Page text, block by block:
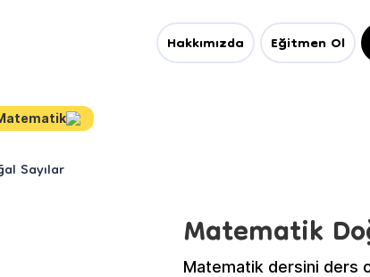
Hakkımızda Eğitmen Ol
Sayılar
Matematik
Matematik dersini ders